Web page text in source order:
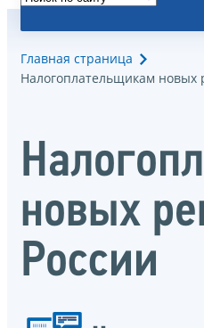
Главная страница
Налогоплательщикам новых
новых
России